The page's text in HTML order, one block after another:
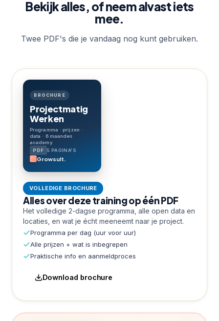
Bekijk alles, of neem alvast iets
mee.
Twee PDF's die je vandaag nog kunt gebruiken.
BROCHURE
Projectmatig
Werken
Programma · prijzen ·
data · 6 maanden
academy
5 PAGINA'S
Growsult.
VOLLEDIGE BROCHURE
Alles over deze training op één PDF
Het volledige 2-dagse programma, alle open data en
locaties, en wat je écht meeneemt naar je project.
Programma per dag (uur voor uur)
Alle prijzen + wat is inbegrepen
Praktische info en aanmeldproces
Download brochure